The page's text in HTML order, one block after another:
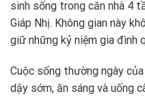
sinh sống trong căn nhà 4
Giáp Nhị. Không gian này
giữ những kỷ niệm gia đình
Cuộc sống thường ngày
dậy sớm, ăn sáng và uống